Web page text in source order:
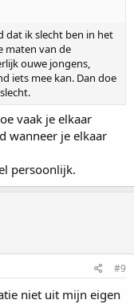
dat ik slecht ben in het
maten van de
ouwe jongens,
iets mee kan. Dan doe
vaak je elkaar
wanneer je elkaar
persoonlijk.
#9
niet uit mijn eigen